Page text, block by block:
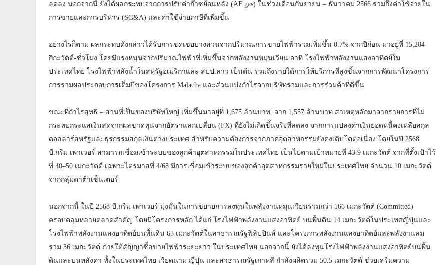
ลดลง นอกจากนี้ ยังได้ผลกระทบจากการปรับค่าก๊าซย้อนหลัง (AF gas) ในช่วงเดือนกันยายน – ธันวาคม 2566 รวมถึงค่าใช้จ่ายใน
การขายและการบริหาร (SG&A) และค่าใช้จ่ายภาษีที่เพิ่มขึ้น
อย่างไรก็ตาม ผลกระทบดังกล่าวได้รับการชดเชยบางส่วนจากปริมาณการขายไฟฟ้ารวมเพิ่มขึ้น 0.7% จากปีก่อน มาอยู่ที่ 15,284
กิกะวัตต์-ชั่วโมง โดยมีแรงหนุนจากปริมาณไฟฟ้าที่เพิ่มขึ้นจากพลังงานหมุนเวียน อาทิ โรงไฟฟ้าพลังงานแสงอาทิตย์ใน
ประเทศไทย โรงไฟฟ้าพลังน้ำในสหรัฐอเมริกาและ สปป.ลาว เป็นต้น รวมถึงรายได้การให้บริการที่สูงขึ้นจากการพัฒนาโครงการ
การรวมผลประกอบการเต็มปีของโครงการ Malacha และส่วนแบ่งกำไรจากบริษัทร่วมและการร่วมค้าที่ดีขึ้น
ขณะที่กำไรสุทธิ – ส่วนที่เป็นของบริษัทใหญ่ เพิ่มขึ้นมาอยู่ที่ 1,675 ล้านบาท จาก 1,557 ล้านบาท สาเหตุหลักมาจากรายการที่ไม่
กระทบกระแสเงินสดจากผลขาดทุนจากอัตราแลกเปลี่ยน (FX) ที่ยังไม่เกิดขึ้นจริงที่ลดลง จากการแปลงค่าเงินยอดหนี้คงเหลือสกุล
ดอลลาร์สหรัฐและธุรกรรมสกุลเงินต่างประเทศ สำหรับความต้องการจากภาคอุตสาหกรรมยังคงเติบโตต่อเนื่อง โดยในปี 2568
บี.กริม เพาเวอร์ สามารถเชื่อมเข้าระบบของลูกค้าอุตสาหกรรมในประเทศไทย เป็นไปตามเป้าหมายที่ 43.9 เมกะวัตต์ จากที่ตั้งเป้าไว้
ที่ 40–50 เมกะวัตต์ เฉพาะไตรมาสที่ 4/68 มีการเชื่อมเข้าระบบของลูกค้าอุตสาหกรรมรายใหม่ในประเทศไทย จำนวน 10 เมกะวัตต์
จากกลุ่มดาต้าเซ็นเตอร์
นอกจากนี้ ในปี 2568 บี.กริม เพาเวอร์ มุ่งมั่นในการขยายการลงทุนในพลังงานหมุนเวียนรวมกว่า 166 เมกะวัตต์ (Committed)
ครอบคลุมหลายตลาดสำคัญ โดยมีโครงการหลัก ได้แก่ โรงไฟฟ้าพลังงานแสงอาทิตย์ บนพื้นดิน 14 เมกะวัตต์ในประเทศญี่ปุ่นและ
โรงไฟฟ้าพลังงานแสงอาทิตย์บนพื้นดิน 65 เมกะวัตต์ในสาธารณรัฐฟิลิปปินส์ และโครงการพลังงานแสงอาทิตย์และพลังงานลม
รวม 36 เมกะวัตต์ ภายใต้สัญญาซื้อขายไฟฟ้าระยะยาว ในประเทศไทย นอกจากนี้ ยังได้ลงทุนโรงไฟฟ้าพลังงานแสงอาทิตย์บนพื้น
ดินและบนหลังคา ทั้งในประเทศไทย เวียดนาม ญี่ปุ่น และสาธารณรัฐเกาหลี กำลังผลิตรวม 50.5 เมกะวัตต์ ช่วยเสริมความ